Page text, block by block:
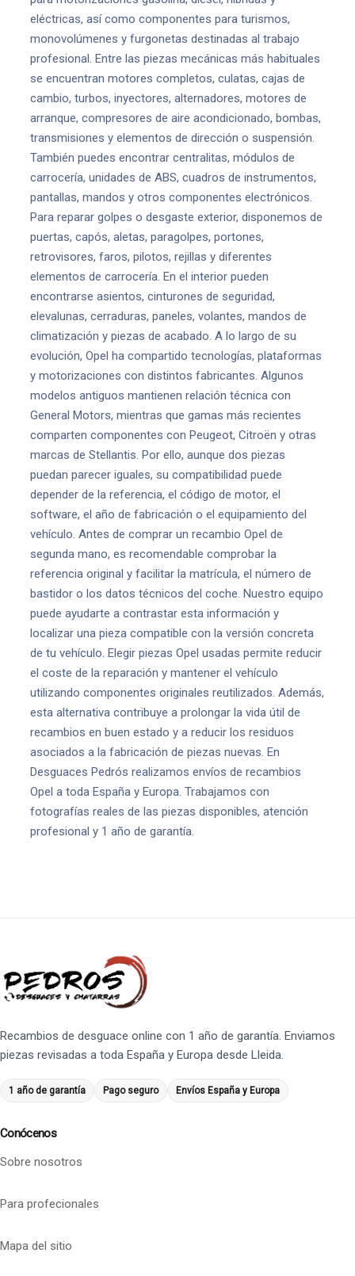
eléctricas, así como componentes para turismos,
monovolúmenes y furgonetas destinadas al trabajo
profesional. Entre las piezas mecánicas más habituales
se encuentran motores completos, culatas, cajas de
cambio, turbos, inyectores, alternadores, motores de
arranque, compresores de aire acondicionado, bombas,
transmisiones y elementos de dirección o suspensión.
También puedes encontrar centralitas, módulos de
carrocería, unidades de ABS, cuadros de instrumentos,
pantallas, mandos y otros componentes electrónicos.
Para reparar golpes o desgaste exterior, disponemos de
puertas, capós, aletas, paragolpes, portones,
retrovisores, faros, pilotos, rejillas y diferentes
elementos de carrocería. En el interior pueden
encontrarse asientos, cinturones de seguridad,
elevalunas, cerraduras, paneles, volantes, mandos de
climatización y piezas de acabado. A lo largo de su
evolución, Opel ha compartido tecnologías, plataformas
y motorizaciones con distintos fabricantes. Algunos
modelos antiguos mantienen relación técnica con
General Motors, mientras que gamas más recientes
comparten componentes con Peugeot, Citroën y otras
marcas de Stellantis. Por ello, aunque dos piezas
puedan parecer iguales, su compatibilidad puede
depender de la referencia, el código de motor, el
software, el año de fabricación o el equipamiento del
vehículo. Antes de comprar un recambio Opel de
segunda mano, es recomendable comprobar la
referencia original y facilitar la matrícula, el número de
bastidor o los datos técnicos del coche. Nuestro equipo
puede ayudarte a contrastar esta información y
localizar una pieza compatible con la versión concreta
de tu vehículo. Elegir piezas Opel usadas permite reducir
el coste de la reparación y mantener el vehículo
utilizando componentes originales reutilizados. Además,
esta alternativa contribuye a prolongar la vida útil de
recambios en buen estado y a reducir los residuos
asociados a la fabricación de piezas nuevas. En
Desguaces Pedrós realizamos envíos de recambios
Opel a toda España y Europa. Trabajamos con
fotografías reales de las piezas disponibles, atención
profesional y 1 año de garantía.
Recambios de desguace online con 1 año de garantía. Enviamos
piezas revisadas a toda España y Europa desde Lleida.
1 año de garantía Pago seguro Envíos España y Europa
Conócenos
Sobre nosotros
Para profecionales
Mapa del sitio